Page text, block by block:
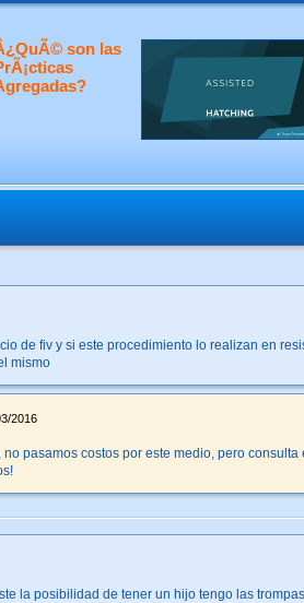
son las
de fiv y si este procedimiento lo realizan en
mismo
2016
no pasamos costos por este medio, pero consulta
la posibilidad de tener un hijo tengo las